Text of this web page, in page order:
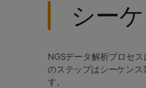
シー
NGSデータ解析プロセ
のステップはシーケン
す。